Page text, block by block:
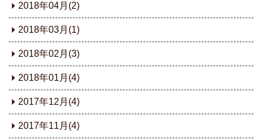
2018年04月(2)
2018年03月(1)
2018年02月(3)
2018年01月(4)
2017年12月(4)
2017年11月(4)